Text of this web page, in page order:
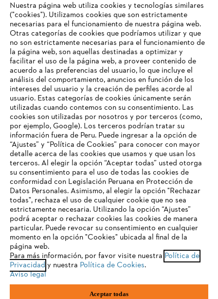
¡No te pierdas nuestras novedades!
Suscríbete a nuestro newsletter STIHL.
E-mail
SUSCRÍBETE AQUÍ
#STIHL
La Empresa
Preguntas frecuentes (FAQs)
TU NAVEGADOR NO ES
COMPATIBLE
El navegador que estás utilizando no es compatible con
nuestra página web. Para que puedas disfrutar de nuestro
contenido, utiliza uno de los siguientes navegadores:
firefox chrome
safari edge
Nuestra página web utiliza cookies y tecnologías similares
("cookies"). Utilizamos cookies que son estrictamente
necesarias para el funcionamiento de nuestra página web.
Otras categorías de cookies que podríamos utilizar y que
no son estrictamente necesarias para el funcionamiento de
la página web, son aquellas destinadas a optimizar y
facilitar el uso de la página web, a proveer contenido de
acuerdo a las preferencias del usuario, lo que incluye el
análisis del comportamiento, anuncios en función de los
intereses del usuario y la creación de perfiles acorde al
usuario. Estas categorías de cookies únicamente serán
utilizadas cuando contemos con su consentimiento. Las
cookies son utilizadas por nosotros y por terceros (como,
por ejemplo, Google). Los terceros podrían tratar su
información fuera de Peru. Puede ingresar a la opción de
“Ajustes” y “Política de Cookies” para conocer con mayor
detalle acerca de las cookies que usamos y que usan los
terceros. Al elegir la opción “Aceptar todas” usted otorga
su consentimiento para el uso de todas las cookies de
conformidad con Legislación Peruana en Protección de
Datos Personales. Asimismo, al elegir la opción "Rechazar
todas", rechaza el uso de cualquier cookie que no sea
estrictamente necesaria. Utilizando la opción “Ajustes”
podrá aceptar o rechazar cookies las cookies de manera
particular. Puede revocar su consentimiento en cualquier
momento en la opción "Cookies" ubicada al final de la
página web.
Para más información, por favor visite nuestra Política de
Privacidad y nuestra Política de Cookies.
Aviso legal
Aceptar todas